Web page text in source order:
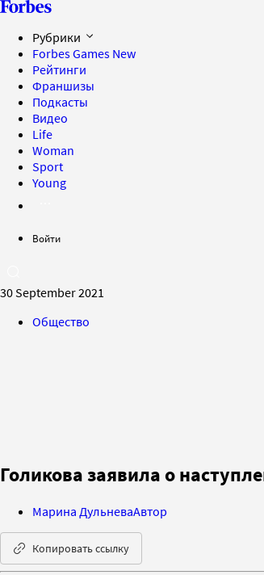
Рубрики
Forbes Games New
Рейтинги
Франшизы
Подкасты
Видео
Life
Woman
Sport
Young
Войти
30 September 2021
Общество
Голикова заявила о
Марина ДульневаАвтор
Копировать ссылку